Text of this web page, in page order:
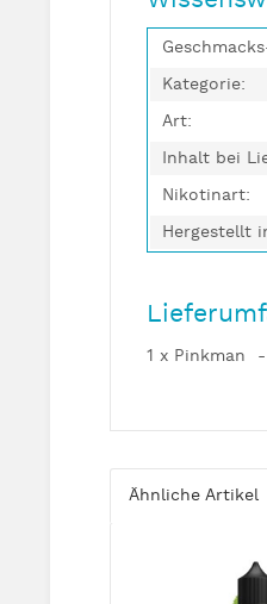
Kategorie:
Art:
Inhalt bei
Nikotinart:
Hergestellt
1 x Pinkman
Ähnliche Artikel